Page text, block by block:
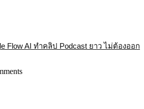
Flow AI ทำคลิป Podcast ยาว ไม่ต้องออก